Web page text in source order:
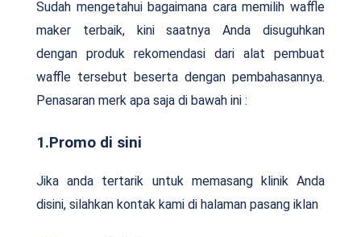
Sudah mengetahui bagaimana cara memilih waffle
maker terbaik, kini saatnya Anda disuguhkan
dengan produk rekomendasi dari alat pembuat
waffle tersebut beserta dengan pembahasannya.
Penasaran merk apa saja di bawah ini :
1.Promo di sini
Jika anda tertarik untuk memasang klinik Anda
disini, silahkan kontak kami di halaman pasang iklan